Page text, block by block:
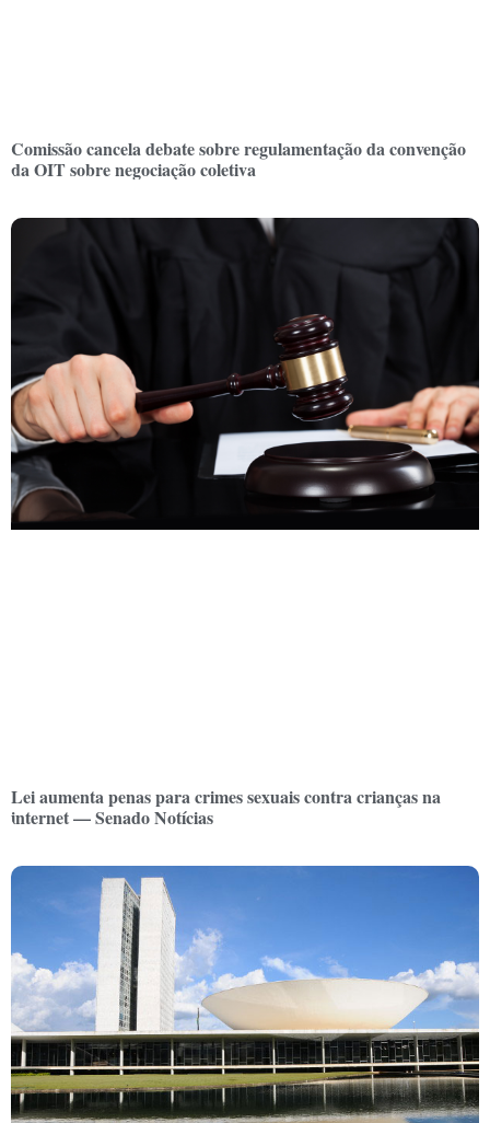
Comissão cancela debate sobre regulamentação da convenção
da OIT sobre negociação coletiva
Lei aumenta penas para crimes sexuais contra crianças na
internet — Senado Notícias